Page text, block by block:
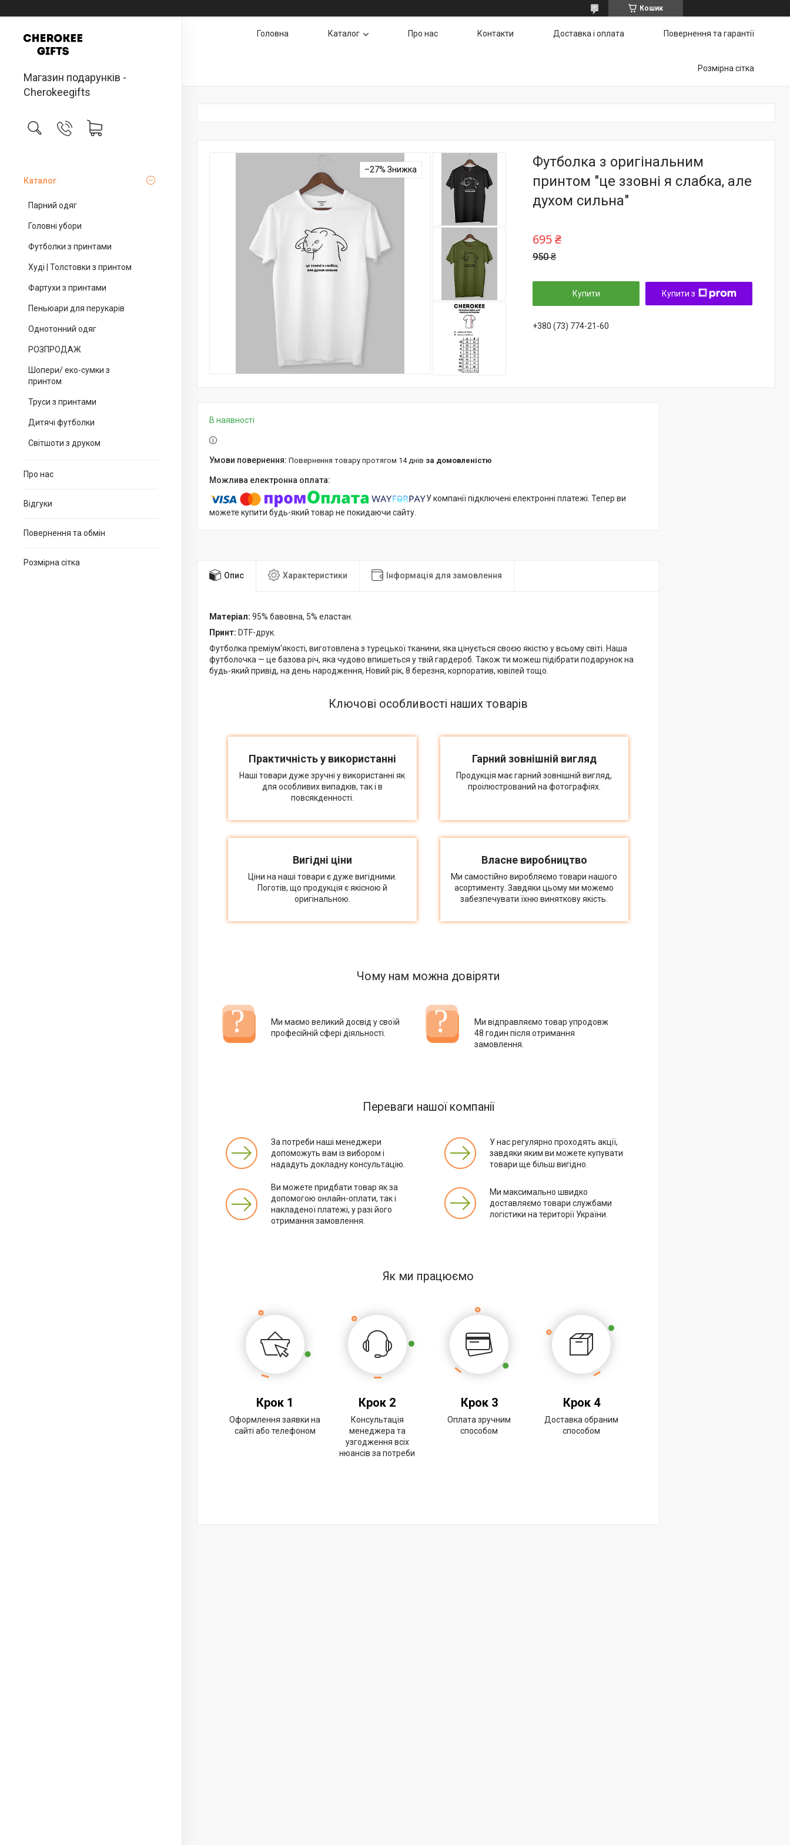
Кошик
Магазин подарунків -
Cherokeegifts
Каталог
Парний одяг
Головні убори
Футболки з принтами
Худі | Толстовки з принтом
Фартухи з принтами
Пеньюари для перукарів
Однотонний одяг
РОЗПРОДАЖ
Шопери/ еко-сумки з
принтом
Труси з принтами
Дитячі футболки
Світшоти з друком
Про нас
Відгуки
Повернення та обмін
Розмірна сітка
Головна Каталог Про нас Контакти Доставка і оплата Повернення та гарантії
Розмірна сітка
–27%
Футболка з оригінальним
принтом "це ззовні я слабка, але
духом сильна"
950 ₴
695 ₴
Купити Купити з
+380 (73) 774-21-60
В наявності
повернення товару протягом 14 днів за домовленістю
У компанії підключені електронні платежі. Тепер ви
можете купити будь-який товар не покидаючи сайту.
Опис Характеристики Інформація для замовлення
Матеріал: 95% бавовна, 5% еластан.
Принт: DTF-друк.
Футболка преміум'якості, виготовлена з турецької тканини, яка цінується своєю якістю у всьому світі. Наша
футболочка — це базова річ, яка чудово впишеться у твій гардероб. Також ти можеш підібрати подарунок на
будь-який привід, на день народження, Новий рік, 8 березня, корпоратив, ювілей тощо.
Ключові особливості наших товарів
Практичність у використанні
Наші товари дуже зручні у використанні як
для особливих випадків, так і в
повсякденності.
Гарний зовнішній вигляд
Продукція має гарний зовнішній вигляд,
проілюстрований на фотографіях.
Вигідні ціни
Ціни на наші товари є дуже вигідними.
Поготів, що продукція є якісною й
оригінальною.
Власне виробництво
Ми самостійно виробляємо товари нашого
асортименту. Завдяки цьому ми можемо
забезпечувати їхню виняткову якість.
Чому нам можна довіряти
Ми маємо великий досвід у своїй
професійній сфері діяльності.
Ми відправляємо товар упродовж
48 годин після отримання
замовлення.
Переваги нашої компанії
За потреби наші менеджери
допоможуть вам із вибором і
нададуть докладну консультацію.
Ви можете придбати товар як за
допомогою онлайн-оплати, так і
накладеної платежі, у разі його
отримання замовлення.
У нас регулярно проходять акції,
завдяки яким ви можете купувати
товари ще більш вигідно.
Ми максимально швидко
доставляємо товари службами
логістики на території України.
Як ми працюємо
Крок 1
Оформлення заявки на
сайті або телефоном
Крок 2
Консультація
менеджера та
узгодження всіх
нюансів за потреби
Крок 3
Оплата зручним
способом
Крок 4
Доставка обраним
способом